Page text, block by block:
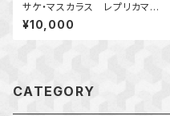
サケ・マスカラス レプリカマス
ク
¥10,000
CATEGORY